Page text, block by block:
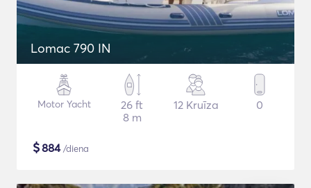
Lomac 790 IN
Motor Yacht
26 ft
8 m
12 Kruīza 0
$884/diena